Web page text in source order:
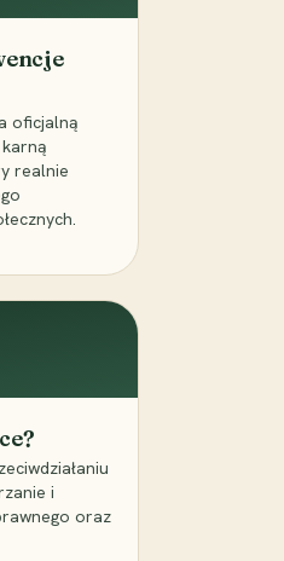
oficjalną
realnie
i
oraz